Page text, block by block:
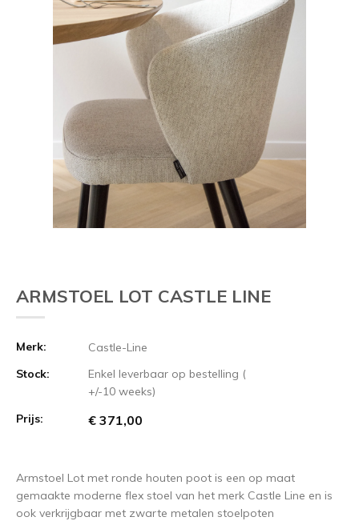
ARMSTOEL LOT CASTLE LINE
Merk:
Castle-Line
Stock:
Enkel leverbaar op bestelling (
+/-10 weeks)
Prijs:
€ 371,00
Armstoel Lot met ronde houten poot is een op maat
gemaakte moderne flex stoel van het merk Castle Line en is
ook verkrijgbaar met zwarte metalen stoelpoten